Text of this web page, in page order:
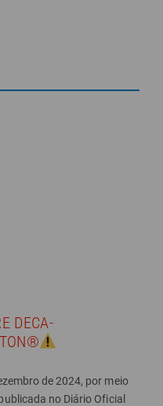
DECA-
de 2024, por meio
no Diário Oficial